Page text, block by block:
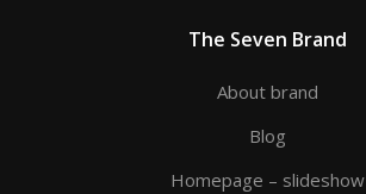
The Seven Brand
About brand
Blog
Homepage – slideshow